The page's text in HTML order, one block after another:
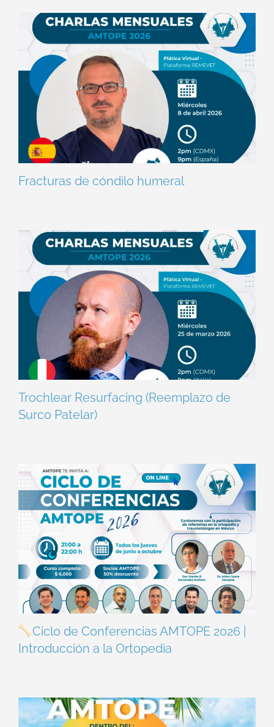
Fracturas de cóndilo humeral
Trochlear Resurfacing (Reemplazo de
Surco Patelar)
Ciclo de Conferencias AMTOPE 2026 |
Introducción a la Ortopedia